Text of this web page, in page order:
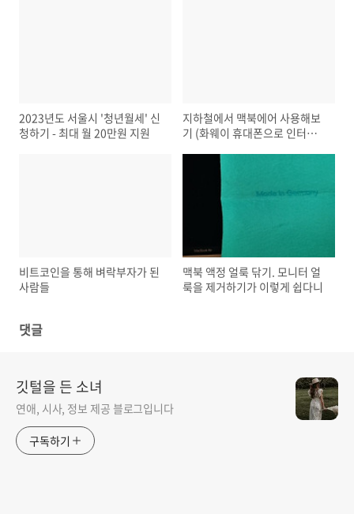
2023년도 서울시 '청년월세' 신
청하기 - 최대 월 20만원 지원
지하철에서 맥북에어 사용해보
기 (화웨이 휴대폰으로 인터넷
비트코인을 통해 벼락부자가 된
사람들
맥북 액정 얼룩 닦기. 모니터 얼
룩을 제거하기가 이렇게 쉽다니
댓글
깃털을 든 소녀
연애, 시사, 정보 제공 블로그입니다
구독하기